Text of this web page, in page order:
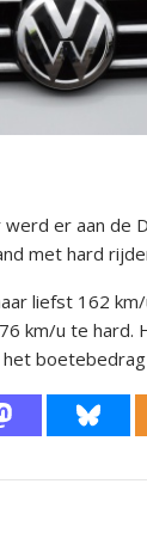
er aan de
met hard
liefst 162
km/u te hard.